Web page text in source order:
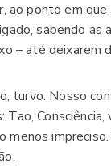
ao ponto em
sabendo as
– até deixarem
turvo. Nosso
Consciência,